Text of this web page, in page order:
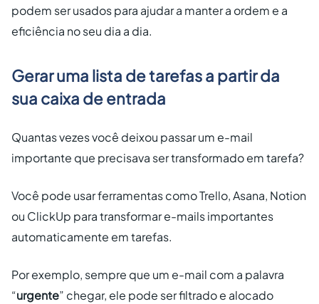
podem ser usados para ajudar a manter a ordem e a
eficiência no seu dia a dia.
Gerar uma lista de tarefas a partir da
sua caixa de entrada
Quantas vezes você deixou passar um e-mail
importante que precisava ser transformado em tarefa?
Você pode usar ferramentas como Trello, Asana, Notion
ou ClickUp para transformar e-mails importantes
automaticamente em tarefas.
Por exemplo, sempre que um e-mail com a palavra
“urgente” chegar, ele pode ser filtrado e alocado